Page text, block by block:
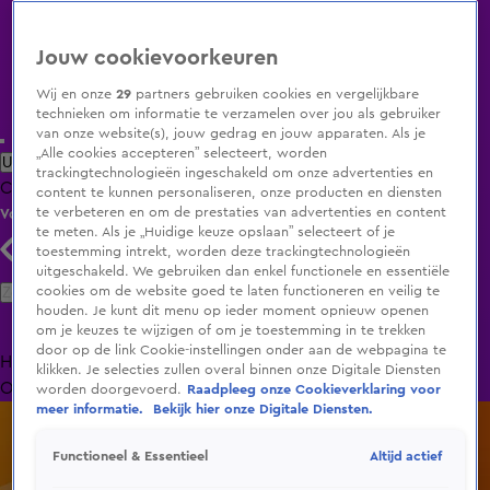
Uitzending Gemist Populaire programma's Zenders Genres
ClipsFilmsRadioSmart TV inlogShop
Volg KIJK
Zoeken
HomeUitzending Gemist Programma's De Bondgenoten
OranjezomerLivestreamsShop
Jouw cookievoorkeuren
Wij en onze29 partners gebruiken cookies en vergelijkbare
technieken om informatie te verzamelen over jou als gebruiker
van onze website(s), jouw gedrag en jouw apparaten. Als je
„Alle cookies accepteren” selecteert, worden
trackingtechnologieën ingeschakeld om onze advertenties en
content te kunnen personaliseren, onze producten en diensten
te verbeteren en om de prestaties van advertenties en content
te meten. Als je „Huidige keuze opslaan” selecteert of je
toestemming intrekt, worden deze trackingtechnologieën
uitgeschakeld. We gebruiken dan enkel functionele en essentiële
cookies om de website goed te laten functioneren en veilig te
houden. Je kunt dit menu op ieder moment opnieuw openen
om je keuzes te wijzigen of om je toestemming in te trekken
door op de link Cookie-instellingen onder aan de webpagina te
klikken. Je selecties zullen overal binnen onze Digitale Diensten
worden doorgevoerd.
Raadpleeg onze Cookieverklaring voor
meer informatie.
Bekijk hier onze Digitale Diensten.
Functioneel & Essentieel Altijd actief